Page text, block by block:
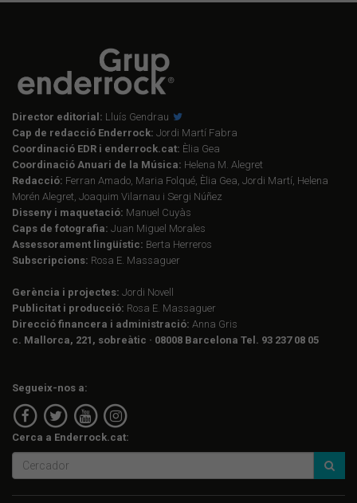
Director editorial: Lluís Gendrau
Cap de redacció Enderrock: Jordi Martí Fabra
Coordinació EDR i enderrock.cat: Èlia Gea
Coordinació Anuari de la Música: Helena M. Alegret
Redacció: Ferran Amado, Maria Folqué, Èlia Gea, Jordi Martí, Helena
Morén Alegret, Joaquim Vilarnau i Sergi Núñez
Disseny i maquetació: Manuel Cuyàs
Caps de fotografia: Juan Miguel Morales
Assessorament lingüístic: Berta Herreros
Subscripcions: Rosa E. Massaguer
Gerència i projectes: Jordi Novell
Publicitat i producció: Rosa E. Massaguer
Direcció financera i administració: Anna Gris
c. Mallorca, 221, sobreàtic · 08008 Barcelona Tel. 93 237 08 05
Segueix-nos a:
Cerca a Enderrock.cat: